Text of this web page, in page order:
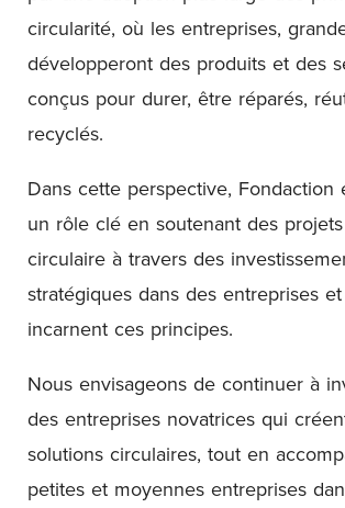
circularité, où les entreprises,
développeront des produits et des
conçus pour durer, être réparés,
recyclés.
Dans cette perspective, Fondaction
un rôle clé en soutenant des
circulaire à travers des
stratégiques dans des entreprises
incarnent ces principes.
Nous envisageons de continuer à
des entreprises novatrices qui
solutions circulaires, tout en
petites et moyennes entreprises